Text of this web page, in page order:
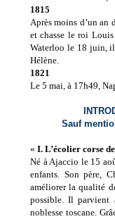
1815
Après moins d’un an
et chasse le roi
Waterloo le 18 juin,
Hélène.
1821
Le 5 mai, à 17h49,
Sauf
« I. L’écolier corse
Né à Ajaccio le 15
enfants. Son père,
améliorer la qualité
possible. Il parvient
noblesse toscane.